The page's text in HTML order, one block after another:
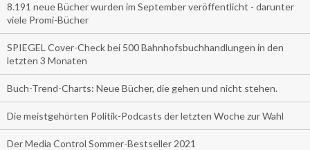
8.191 neue Bücher wurden im September veröffentlicht - darunter
viele Promi-Bücher
SPIEGEL Cover-Check bei 500 Bahnhofsbuchhandlungen in den
letzten 3 Monaten
Buch-Trend-Charts: Neue Bücher, die gehen und nicht stehen.
Die meistgehörten Politik-Podcasts der letzten Woche zur Wahl
Der Media Control Sommer-Bestseller 2021